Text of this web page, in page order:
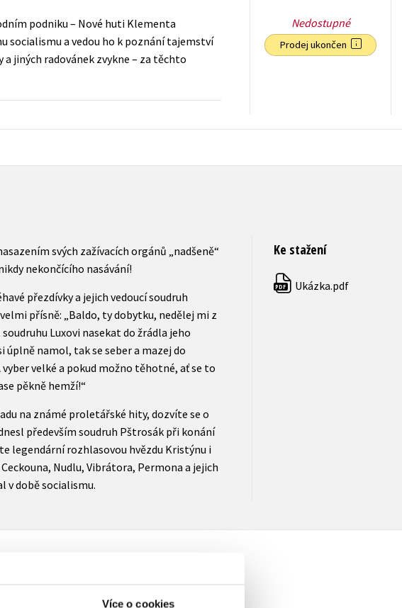
Více o cookies
(SK)
literatura
podniku – Nové huti Klementa
socialismu a vedou ho k poznání tajemství
jiných radovánek zvykne – za těchto
Nedostupné
Prodej ukončen
svých zažívacích orgánů „nadšeně“
nekončícího nasávání!
přezdívky a jejich vedoucí soudruh
přísně: „Baldo, ty dobytku, nedělej mi z
Luxovi nasekat do žrádla jeho
úplně namol, tak se seber a mazej do
vyber velké a pokud možno těhotné, ať se to
pěkně hemží!“
na známé proletářské hity, dozvíte se o
především soudruh Pštrosák při konání
legendární rozhlasovou hvězdu Kristýnu i
Nudlu, Vibrátora, Permona a jejich
v době socialismu.
Ke stažení
PDF Ukázka.pdf